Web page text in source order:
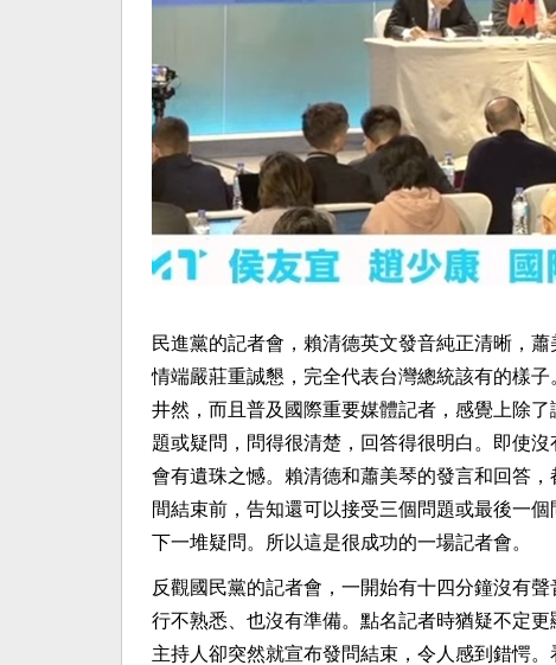
民進黨的記者會，賴清德英文發音純正清晰，
情端嚴莊重誠懇，完全代表台灣總統該有的樣
井然，而且普及國際重要媒體記者，感覺上除
題或疑問，問得很清楚，回答得很明白。即使
會有遺珠之憾。賴清德和蕭美琴的發言和回答
間結束前，告知還可以接受三個問題或最後一
下一堆疑問。所以這是很成功的一場記者會。
反觀國民黨的記者會，一開始有十四分鐘沒有
行不熟悉、也沒有準備。點名記者時猶疑不定
主持人卻突然就宣布發問結束，令人感到錯愕